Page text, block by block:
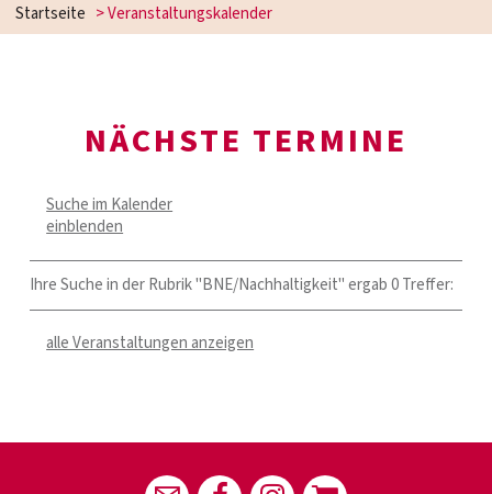
Startseite > Veranstaltungskalender
NÄCHSTE TERMINE
Suche im Kalender
einblenden
Ihre Suche in der Rubrik "BNE/Nachhaltigkeit" ergab 0 Treffer:
alle Veranstaltungen anzeigen